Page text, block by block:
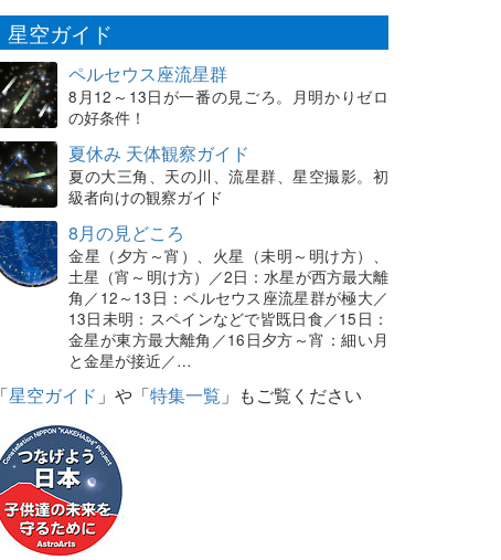
星空ガイド
ペルセウス座流星群
8月12～13日が一番の見ごろ。月明かりゼロ
の好条件！
夏休み 天体観察ガイド
夏の大三角、天の川、流星群、星空撮影。初
級者向けの観察ガイド
8月の見どころ
金星（夕方～宵）、火星（未明～明け方）、
土星（宵～明け方）／2日：水星が西方最大離
角／12～13日：ペルセウス座流星群が極大／
13日未明：スペインなどで皆既日食／15日：
金星が東方最大離角／16日夕方～宵：細い月
と金星が接近／…
「星空ガイド 」や「特集一覧 」もご覧ください